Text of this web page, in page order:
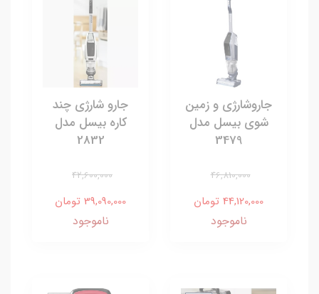
جاروشارژی و زمین
شوی بیسل مدل
3479
46,810,000
44,120,000 تومان
ناموجود
جارو شارژی چند
کاره بیسل مدل
2832
42,600,000
39,090,000 تومان
ناموجود